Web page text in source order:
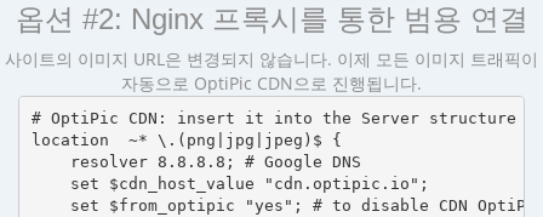
옵션 #2: Nginx 프록시를 통한 범용 연결
사이트의 이미지 URL은 변경되지 않습니다. 이제 모든 이미지 트래픽이
자동으로 OptiPic CDN으로 진행됩니다.
# OptiPic CDN: insert it into the Server structure
location  ~* \.(png|jpg|jpeg)$ {
    resolver 8.8.8.8; # Google DNS
    set $cdn_host_value "cdn.optipic.io";
set $from_optipic "yes"; # to disable CDN